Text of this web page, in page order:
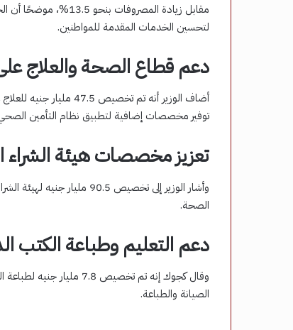
مقابل زيادة
لتحسين الخدمات المقدمة للمواطنين.
دعم قطاع الصحة والعلاج
توفير مخصصات إضافية لتطبيق نظام التأمين
تعزيز مخصصات هيئة الشراء
الصحة.
دعم التعليم وطباعة الكتب
وقال كجوك إنه تم تخصيص
الصيانة والطباعة.